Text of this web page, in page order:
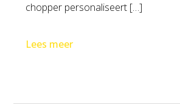
chopper personaliseert […]
Lees meer